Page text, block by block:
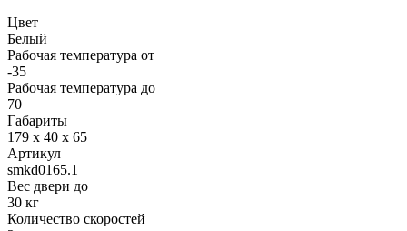
Цвет
Белый
Рабочая температура от
-35
Рабочая температура до
70
Габариты
179 х 40 х 65
Артикул
smkd0165.1
Вес двери до
30 кг
Количество скоростей